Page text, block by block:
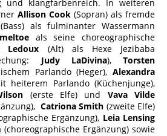
und klangfarbenreich. In weiteren
Allison Cook (Sopran) als fremde
(Bass) als fulminanter Wassermann
als seine choreographische
Ledoux (Alt) als Hexe Jezibaba
Judy LaDivina), Torsten
Parlando (Heger), Alexandra
heiterem Parlando (Küchenjunge),
(erste Elfe) und Vava Vilde
Catriona Smith (zweite Elfe)
Ergänzung), Leia Lensing
Ergänzung) sowie